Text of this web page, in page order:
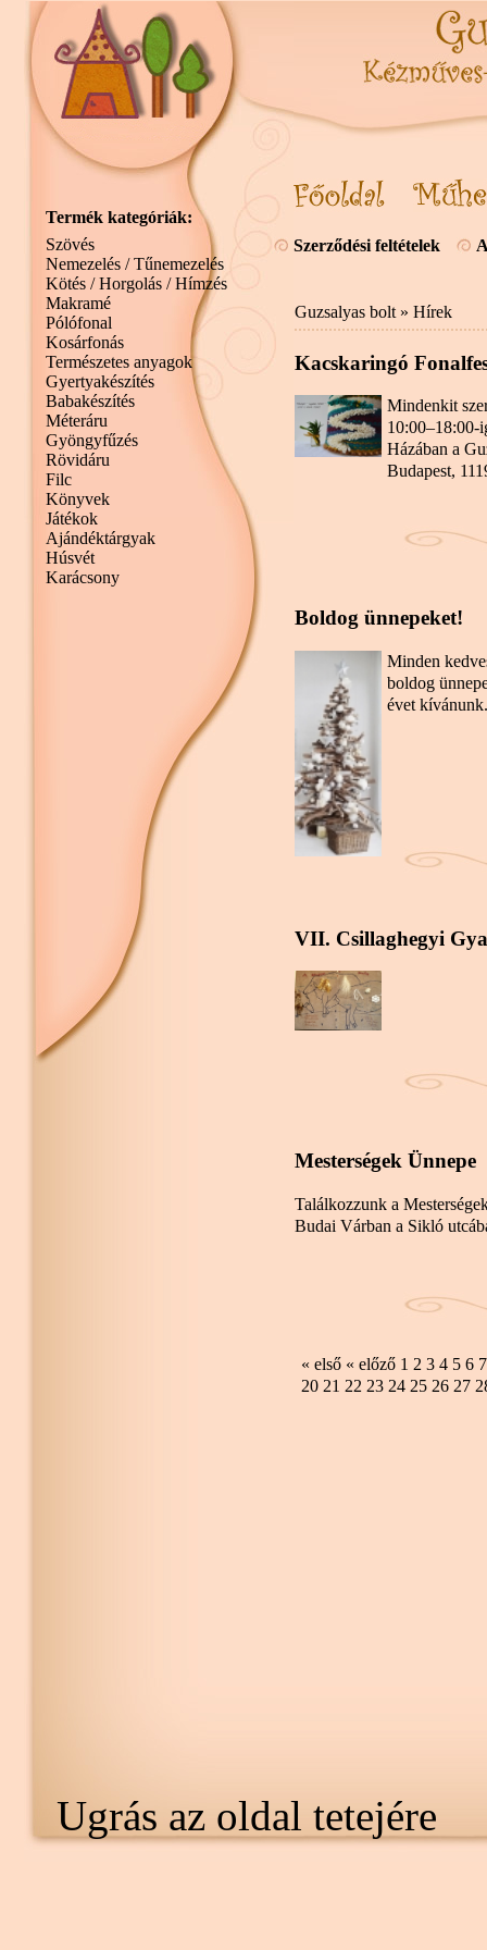
Szerződési feltételek
Guzsalyas bolt» Hírek
Kacskaringó
Mindenkit
Házában a
Budapest,
Boldog ünnepeket!
Minden
boldog
évet kívánunk.
VII. Csillaghegyi
Mesterségek Ünnepe
Találkozzunk a
Budai Várban a Sikló
« első « előző 1 2 3 4 5 6 7
20 21 22 23 24 25 26 27
Termék kategóriák:
Szövés
Nemezelés / Tűnemezelés
Kötés / Horgolás / Hímzés
Makramé
Pólófonal
Kosárfonás
Természetes anyagok
Gyertyakészítés
Babakészítés
Méteráru
Gyöngyfűzés
Rövidáru
Filc
Könyvek
Játékok
Ajándéktárgyak
Húsvét
Karácsony
Ugrás az oldal tetejére